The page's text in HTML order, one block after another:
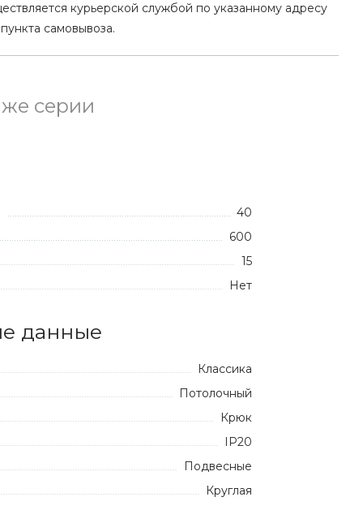
курьерской службой по указанному адресу
самовывоза.
серии
40
600
15
Нет
данные
Классика
Потолочный
Крюк
IP20
Подвесные
Круглая